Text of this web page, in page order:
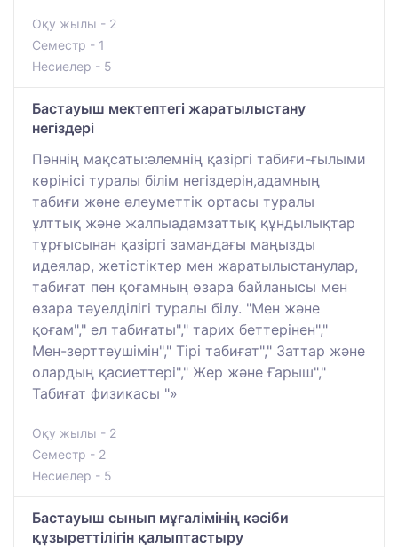
Оқу жылы - 2
Семестр - 1
Несиелер - 5
Бастауыш мектептегі жаратылыстану
негіздері
Пәннің мақсаты:әлемнің қазіргі табиғи-ғылыми
көрінісі туралы білім негіздерін,адамның
табиғи және әлеуметтік ортасы туралы
ұлттық және жалпыадамзаттық құндылықтар
тұрғысынан қазіргі замандағы маңызды
идеялар, жетістіктер мен жаратылыстанулар,
табиғат пен қоғамның өзара байланысы мен
өзара тәуелділігі туралы білу. "Мен және
қоғам"," ел табиғаты"," тарих беттерінен","
Мен-зерттеушімін"," Тірі табиғат"," Заттар және
олардың қасиеттері"," Жер және Ғарыш","
Табиғат физикасы "»
Оқу жылы - 2
Семестр - 2
Несиелер - 5
Бастауыш сынып мұғалімінің кәсіби
құзыреттілігін қалыптастыру